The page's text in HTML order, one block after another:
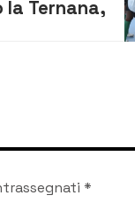
la Ternana,
*